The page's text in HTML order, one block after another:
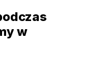
w